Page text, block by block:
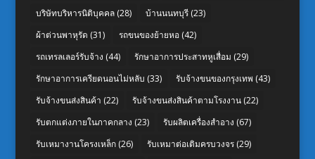
บริษัทบริหารนิติบุคคล(28) บ้านนนทบุรี(23)
ผ้าต่วนพาหุรัด (31) รถขนของย้ายหอ(42)
รถเทรลเลอร์รับจ้าง (44) รักษาอาการประสาทหูเสื่อม (29)
รักษาอาการเครียดนอนไม่หลับ (33) รับจ้างขนของกรุงเทพ (43)
รับจ้างขนส่งสินค้า (22) รับจ้างขนส่งสินค้าตามโรงงาน(22)
รับตกแต่งภายในภาคกลาง (23) รับผลิตเครื่องสำอาง (67)
รับเหมางานโครงเหล็ก(26) รับเหมาต่อเติมครบวงจร(29)